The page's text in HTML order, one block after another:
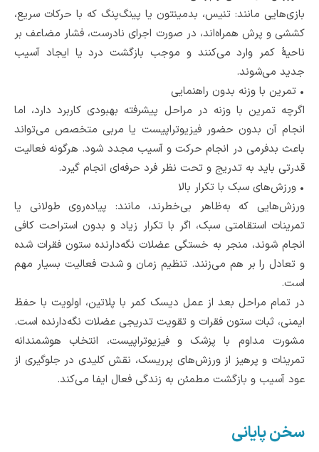
بازی‌هایی مانند: تنیس، بدمینتون یا پینگ‌پنگ که با حرکات سریع،
کششی و پرش همراه‌اند، در صورت اجرای نادرست، فشار مضاعف بر
ناحیۀ کمر وارد می‌کنند و موجب بازگشت درد یا ایجاد آسیب
جدید می‌شوند.
• تمرین با وزنه بدون راهنمایی
اگرچه تمرین با وزنه در مراحل پیشرفته بهبودی کاربرد دارد، اما
انجام آن بدون حضور فیزیوتراپیست یا مربی متخصص می‌تواند
باعث بدفرمی در انجام حرکت و آسیب مجدد شود. هرگونه فعالیت
قدرتی باید به‌ تدریج و تحت نظر فرد حرفه‌ای انجام گیرد.
• ورزش‌های سبک با تکرار بالا
ورزش‌هایی که به‌ظاهر بی‌خطرند، مانند: پیاده‌روی طولانی یا
تمرینات استقامتی سبک، اگر با تکرار زیاد و بدون استراحت کافی
انجام شوند، منجر به خستگی عضلات نگه‌دارنده ستون فقرات شده
و تعادل را بر هم می‌زنند. تنظیم زمان و شدت فعالیت بسیار مهم
است.
در تمام مراحل بعد از عمل دیسک کمر با پلاتین، اولویت با حفظ
ایمنی، ثبات ستون فقرات و تقویت تدریجی عضلات نگه‌دارنده است.
مشورت مداوم با پزشک و فیزیوتراپیست، انتخاب هوشمندانه
تمرینات و پرهیز از ورزش‌های پرریسک، نقش کلیدی در جلوگیری از
عود آسیب و بازگشت مطمئن به زندگی فعال ایفا می‌کند.
سخن پایانی